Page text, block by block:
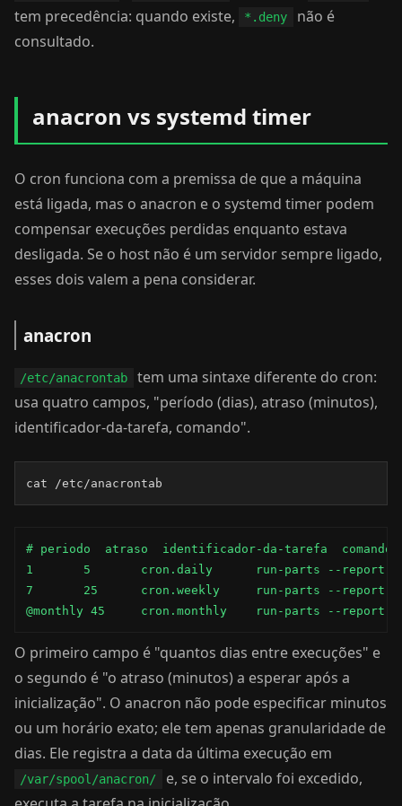
tem precedência: quando existe,
*.deny
não é
consultado.
anacron vs systemd timer
O cron funciona com a premissa de que a máquina
está ligada, mas o anacron e o systemd timer podem
compensar execuções perdidas enquanto estava
desligada. Se o host não é um servidor sempre ligado,
esses dois valem a pena considerar.
anacron
/etc/anacrontab
tem uma sintaxe diferente do cron:
usa quatro campos, "período (dias), atraso (minutos),
identificador-da-tarefa, comando".
cat /etc/anacrontab
# periodo  atraso  identificador-da-tarefa  comando
1	5	cron.daily	run-parts --report /etc/cron.daily
7	25	cron.weekly	run-parts --report /etc/cron.weekly
@monthly 45	cron.monthly	run-
O primeiro campo é "quantos dias entre execuções" e
o segundo é "o atraso (minutos) a esperar após a
inicialização". O anacron não pode especificar minutos
ou um horário exato; ele tem apenas granularidade de
dias. Ele registra a data da última execução em
/var/spool/anacron/
e, se o intervalo foi excedido,